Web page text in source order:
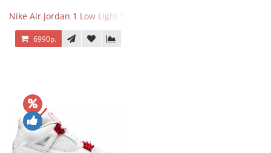
Nike Air Jordan 1 Low Light Smoke Grey
6990р.